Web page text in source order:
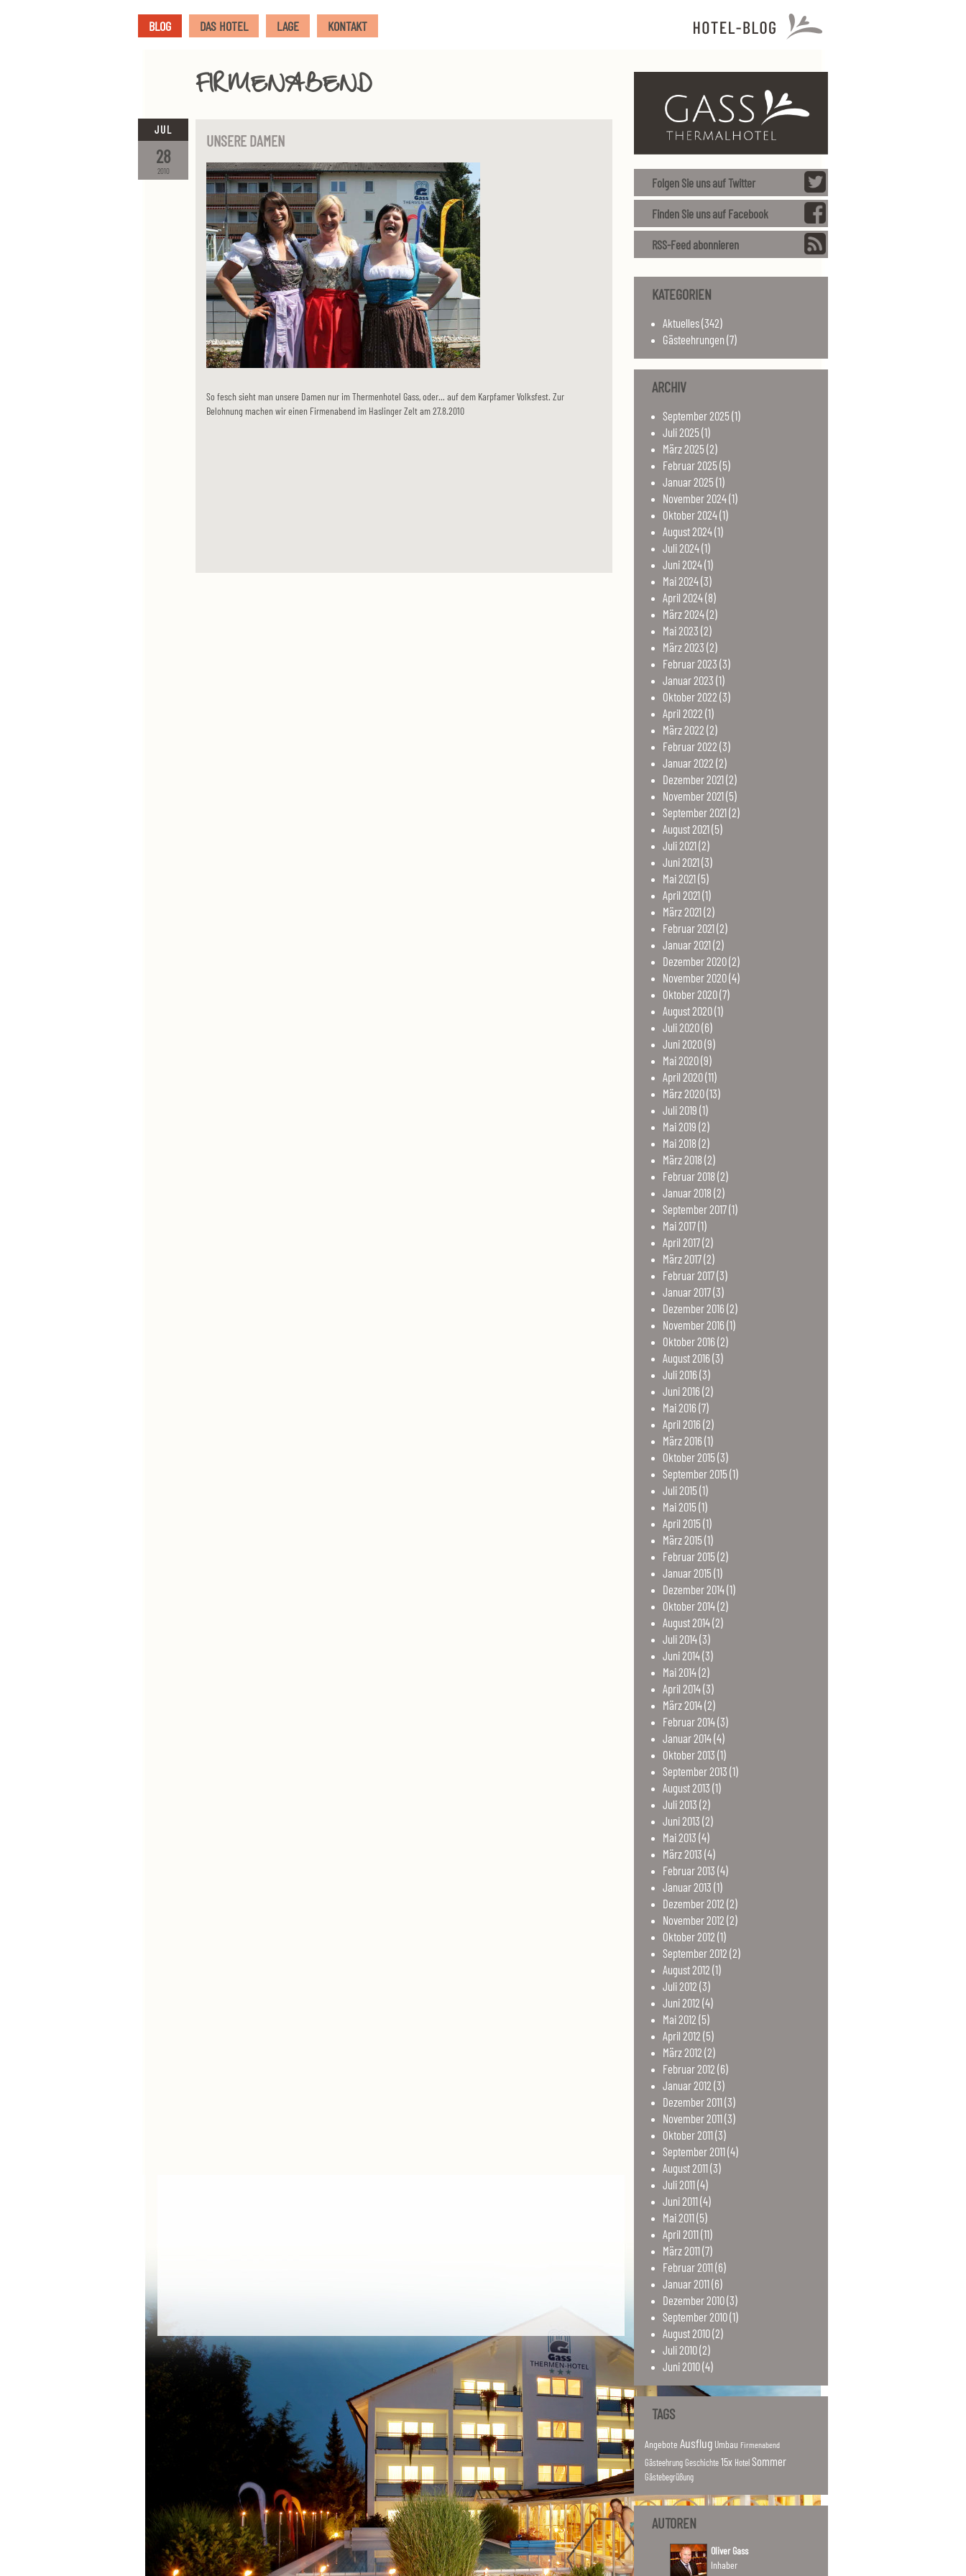
Folgen Sie uns auf Twitter
Finden Sie uns auf Facebook
RSS-Feed abonnieren
BLOG DAS HOTEL LAGE KONTAKT
FIRMENABEND
2010
28
JUL
UNSERE DAMEN
So fesch sieht man unsere Damen nur im Thermenhotel Gass, oder... auf dem Karpfamer Volksfest. Zur
Belohnung machen wir einen Firmenabend im Haslinger Zelt am 27.8.2010
KATEGORIEN
Aktuelles(342)
Gästeehrungen (7)
ARCHIV
September2025(1)
Juli2025(1)
März2025(2)
Februar2025(5)
Januar2025(1)
November2024(1)
Oktober2024(1)
August2024(1)
Juli2024(1)
Juni2024(1)
Mai2024(3)
April 2024(8)
März2024(2)
Mai2023 (2)
März2023 (2)
Februar2023 (3)
Januar2023 (1)
Oktober2022 (3)
April 2022 (1)
März2022 (2)
Februar2022 (3)
Januar2022 (2)
Dezember2021(2)
November2021(5)
September2021(2)
August2021(5)
Juli2021(2)
Juni2021(3)
Mai2021(5)
April 2021(1)
März2021(2)
Februar2021(2)
Januar2021(2)
Dezember2020(2)
November2020(4)
Oktober2020(7)
August2020(1)
Juli2020(6)
Juni2020(9)
Mai2020(9)
April 2020(11)
März2020(13)
Juli2019 (1)
Mai2019 (2)
Mai2018 (2)
März2018 (2)
Februar2018 (2)
Januar2018 (2)
September2017(1)
Mai2017(1)
April 2017(2)
März2017(2)
Februar2017(3)
Januar2017(3)
Dezember2016(2)
November2016(1)
Oktober2016(2)
August2016(3)
Juli2016(3)
Juni2016(2)
Mai2016(7)
April 2016(2)
März2016(1)
Oktober2015(3)
September2015(1)
Juli2015(1)
Mai2015(1)
April 2015(1)
März2015(1)
Februar2015(2)
Januar2015(1)
Dezember2014(1)
Oktober2014(2)
August2014(2)
Juli2014(3)
Juni2014(3)
Mai2014(2)
April 2014(3)
März2014(2)
Februar2014(3)
Januar2014(4)
Oktober2013 (1)
September2013 (1)
August2013 (1)
Juli2013 (2)
Juni2013 (2)
Mai2013 (4)
März2013 (4)
Februar2013 (4)
Januar2013 (1)
Dezember2012 (2)
November2012 (2)
Oktober2012 (1)
September2012 (2)
August2012 (1)
Juli2012 (3)
Juni2012 (4)
Mai2012 (5)
April 2012 (5)
März2012 (2)
Februar2012 (6)
Januar2012 (3)
Dezember2011(3)
November2011(3)
Oktober2011(3)
September2011(4)
August2011(3)
Juli2011(4)
Juni2011(4)
Mai2011(5)
April 2011(11)
März2011(7)
Februar2011(6)
Januar2011(6)
Dezember2010(3)
September2010(1)
August2010(2)
Juli2010(2)
Juni2010(4)
TAGS
Angebote Ausflug Umbau Firmenabend
Gästeehrung Geschichte 15x HotelSommer
Gästebegrüßung
AUTOREN
Oliver Gass
Inhaber